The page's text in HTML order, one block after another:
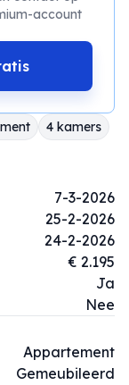
account
4 kamers
7-3-2026
25-2-2026
24-2-2026
€ 2.195
Ja
Nee
Appartement
Gemeubileerd